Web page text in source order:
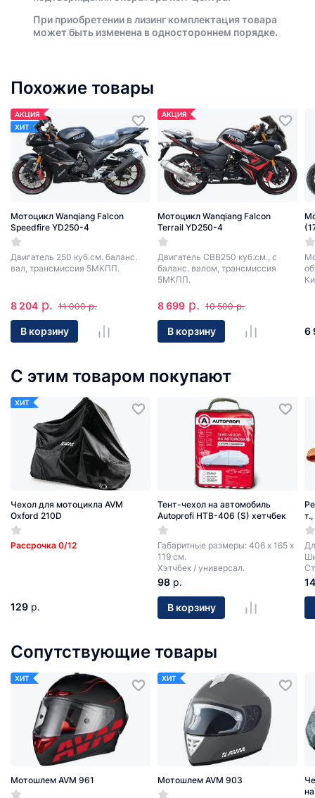
При приобретении в лизинг комплектация товара
может быть изменена в одностороннем порядке.
Похожие товары
АКЦИЯ
ХИТ
Мотоцикл Wanqiang Falcon
Speedfire YD250-4
Двигатель 250 куб.см. баланс.
вал, трансмиссия 5МКПП.
8 204 р. 11 000 р.
В корзину
АКЦИЯ
Мотоцикл Wanqiang Falcon
Terrail YD250-4
Двигатель CBB250 куб.см., с
баланс. валом, трансмиссия
5МКПП.
8 699 р. 10 500 р.
В корзину 6
С этим товаром покупают
ХИТ
Чехол для мотоцикла AVM
Oxford 210D
Рассрочка 0/12
129 р.
Тент-чехол на автомобиль
Autoprofi HTB-406 (S) хетчбек
Габаритные размеры: 406 х 165 х
119 см.
Хэтчбек / универсал.
98 р.
В корзину
14
Сопутствующие товары
ХИТ
Мотошлем AVM 961
ХИТ
Мотошлем AVM 903